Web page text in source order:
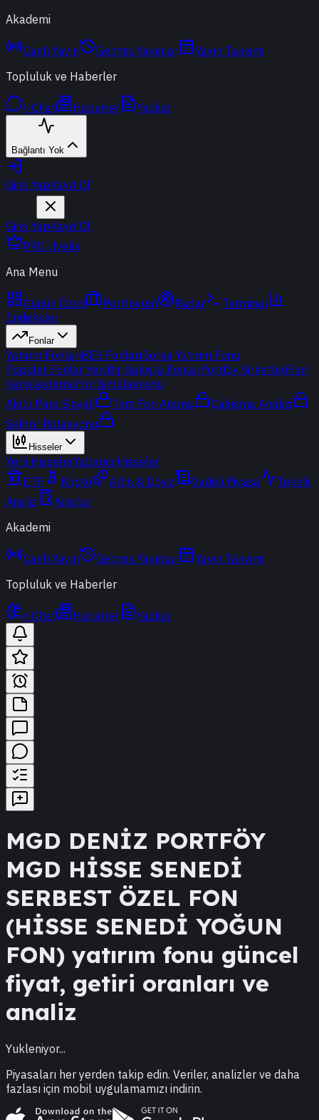
Akademi
Canlı Yayın Geçmiş Yayınlar
Yayın Takvimi
Topluluk ve Haberler
t-Chat Haberler Yazılar
Bağlantı Yok
Giriş YapKayıt Ol
Giriş YapKayıt Ol
PRO Üyelik
Ana Menu
Günün Özeti Portföyüm Radar
Terminal
Endeksler
Fonlar
Yatırım FonlarıBES FonlarıBorsa Yatırım Fonu
Popüler Fonlar YeniBir Bakışta FonlarPortföy ŞirketleriFon
KarşılaştırmaFon Simülasyonu
Akıllı Para Sinyali
Ters Fon Arama
Çakışma Analizi
Sektör Rotasyonu
Hisseler
Yerli HisselerYabancı Hisseler
ETF
Kripto Altın & Döviz Vadeli Piyasa
Teknik
Analiz
Araçlar
Akademi
Canlı Yayın Geçmiş Yayınlar
Yayın Takvimi
Topluluk ve Haberler
t-Chat Haberler Yazılar
MGD DENİZ PORTFÖY
MGD HİSSE SENEDİ
SERBEST ÖZEL FON
(HİSSE SENEDİ YOĞUN
FON) yatırım fonu güncel
fiyat, getiri oranları ve
analiz
Yukleniyor...
Piyasaları her yerden takip edin. Veriler, analizler ve daha
fazlası için mobil uygulamamızı indirin.